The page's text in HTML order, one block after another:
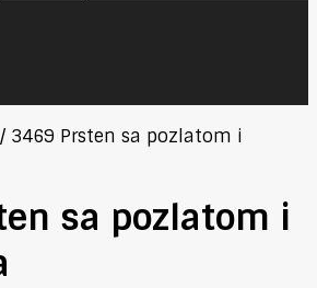
/ 3469 Prsten sa pozlatom i
sa pozlatom i